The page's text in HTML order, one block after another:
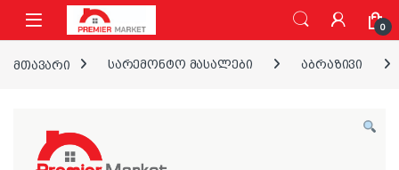
ნავიგაციაზე გადასვლა
შინაარსზე გადასვლა
0
მთავარი სარემონტო მასალები აბრაზივი